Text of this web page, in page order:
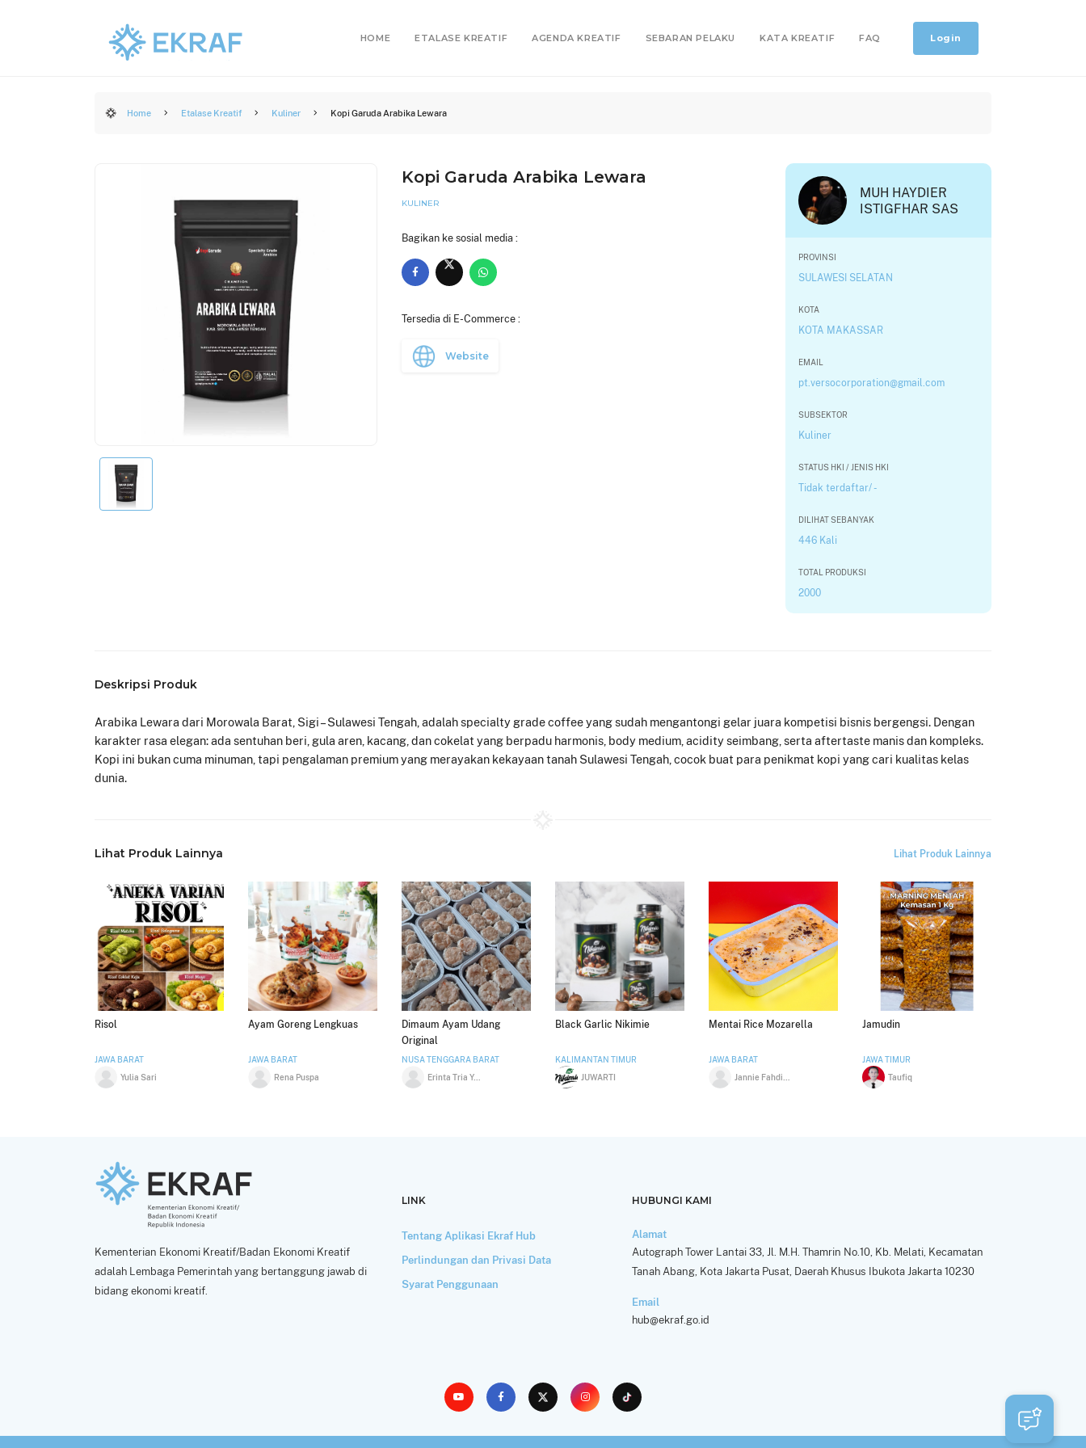
HOME ETALASE KREATIF AGENDA KREATIF SEBARAN PELAKU KATA KREATIF FAQ Login
Home Etalase Kreatif Kuliner Kopi Garuda Arabika Lewara
Kopi Garuda Arabika Lewara
KULINER
Bagikan ke sosial media :
Tersedia di E-Commerce :
Website
MUH HAYDIER
ISTIGFHAR SAS
PROVINSI
SULAWESI SELATAN
KOTA
KOTA MAKASSAR
EMAIL
pt.versocorporation@gmail.com
SUBSEKTOR
Kuliner
STATUS HKI / JENIS HKI
Tidak terdaftar/ -
DILIHAT SEBANYAK
446 Kali
TOTAL PRODUKSI
2000
Deskripsi Produk
Arabika Lewara dari Morowala Barat, Sigi – Sulawesi Tengah, adalah specialty grade coffee yang sudah mengantongi gelar juara kompetisi bisnis bergengsi. Dengan
karakter rasa elegan: ada sentuhan beri, gula aren, kacang, dan cokelat yang berpadu harmonis, body medium, acidity seimbang, serta aftertaste manis dan kompleks.
Kopi ini bukan cuma minuman, tapi pengalaman premium yang merayakan kekayaan tanah Sulawesi Tengah, cocok buat para penikmat kopi yang cari kualitas kelas
dunia.
Lihat Produk Lainnya Lihat Produk Lainnya
Risol
JAWA BARAT
Yulia Sari
Ayam Goreng Lengkuas
JAWA BARAT
Rena Puspa
Dimaum Ayam Udang
Original
NUSA TENGGARA BARAT
Erinta Tria Yulianda
Black Garlic Nikimie
KALIMANTAN TIMUR
JUWARTI
Mentai Rice Mozarella
JAWA BARAT
Jamudin
JAWA TIMUR
Taufiq
Kementerian Ekonomi Kreatif/Badan Ekonomi Kreatif
adalah Lembaga Pemerintah yang bertanggung jawab di
bidang ekonomi kreatif.
LINK
Tentang Aplikasi Ekraf Hub
Perlindungan dan Privasi Data
Syarat Penggunaan
HUBUNGI KAMI
Alamat
Autograph Tower Lantai 33, Jl. M.H. Thamrin No.10, Kb. Melati, Kecamatan
Tanah Abang, Kota Jakarta Pusat, Daerah Khusus Ibukota Jakarta 10230
Email
hub@ekraf.go.id